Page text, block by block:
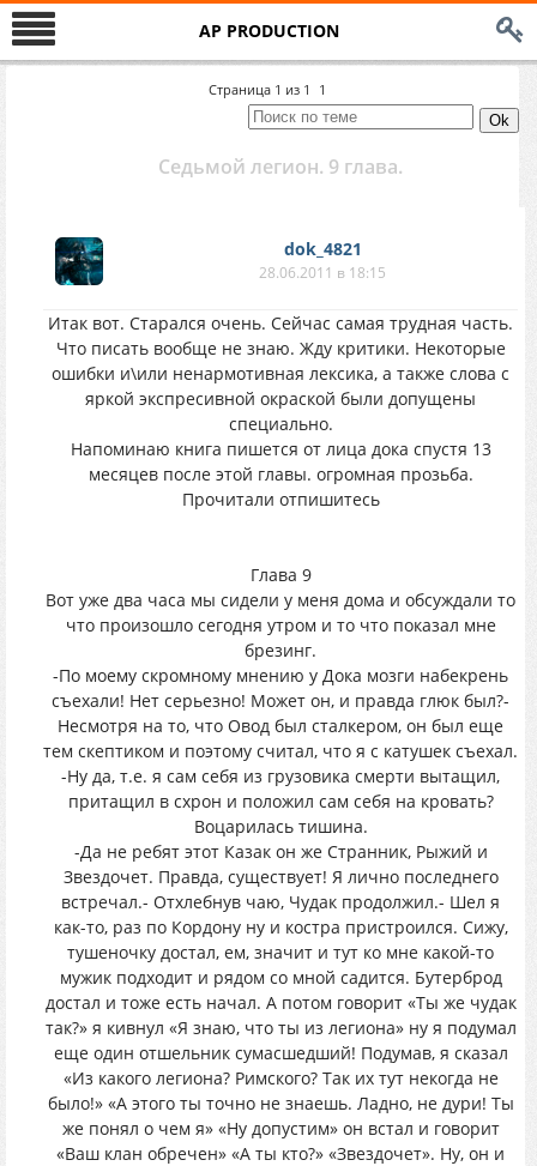
AP PRODUCTION
Страница 1 из 1 1
Седьмой легион. 9 глава.
dok_4821
28.06.2011 в 18:15
Итак вот. Старался очень. Сейчас самая трудная часть.
Что писать вообще не знаю. Жду критики. Некоторые
ошибки и\или ненармотивная лексика, а также слова с
яркой экспресивной окраской были допущены
специально.
Напоминаю книга пишется от лица дока спустя 13
месяцев после этой главы. огромная прозьба.
Прочитали отпишитесь
Глава 9
Вот уже два часа мы сидели у меня дома и обсуждали то
что произошло сегодня утром и то что показал мне
брезинг.
-По моему скромному мнению у Дока мозги набекрень
съехали! Нет серьезно! Может он, и правда глюк был?-
Несмотря на то, что Овод был сталкером, он был еще
тем скептиком и поэтому считал, что я с катушек съехал.
-Ну да, т.е. я сам себя из грузовика смерти вытащил,
притащил в схрон и положил сам себя на кровать?
Воцарилась тишина.
-Да не ребят этот Казак он же Странник, Рыжий и
Звездочет. Правда, существует! Я лично последнего
встречал.- Отхлебнув чаю, Чудак продолжил.- Шел я
как-то, раз по Кордону ну и костра пристроился. Сижу,
тушеночку достал, ем, значит и тут ко мне какой-то
мужик подходит и рядом со мной садится. Бутерброд
достал и тоже есть начал. А потом говорит «Ты же чудак
так?» я кивнул «Я знаю, что ты из легиона» ну я подумал
еще один отшельник сумасшедший! Подумав, я сказал
«Из какого легиона? Римского? Так их тут некогда не
было!» «А этого ты точно не знаешь. Ладно, не дури! Ты
же понял о чем я» «Ну допустим» он встал и говорит
«Ваш клан обречен» «А ты кто?» «Звездочет». Ну, он и